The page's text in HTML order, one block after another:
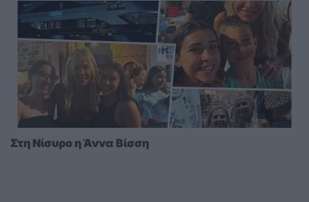
Στη Νίσυρο η Άννα Βίσση